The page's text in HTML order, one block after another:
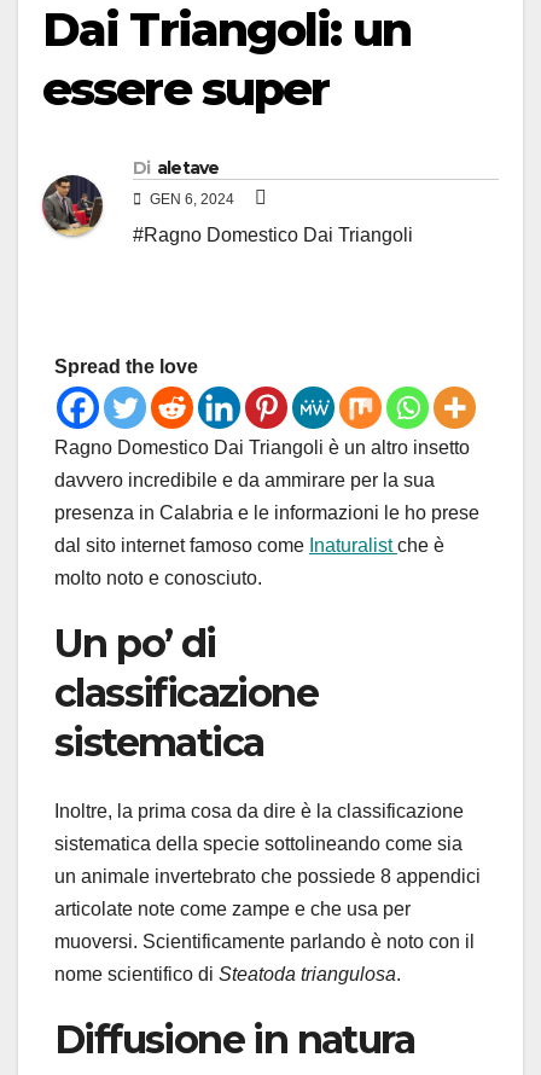
Dai Triangoli: un
essere super
Di aletave
GEN 6, 2024
#Ragno Domestico Dai Triangoli
Spread the love
Ragno Domestico Dai Triangoli è un altro insetto
davvero incredibile e da ammirare per la sua
presenza in Calabria e le informazioni le ho prese
dal sito internet famoso come Inaturalistche è
molto noto e conosciuto.
Un po’ di
classificazione
sistematica
Inoltre, la prima cosa da dire è la classificazione
sistematica della specie sottolineando come sia
un animale invertebrato che possiede 8 appendici
articolate note come zampe e che usa per
muoversi. Scientificamente parlando è noto con il
nome scientifico di Steatoda triangulosa.
Diffusione in natura